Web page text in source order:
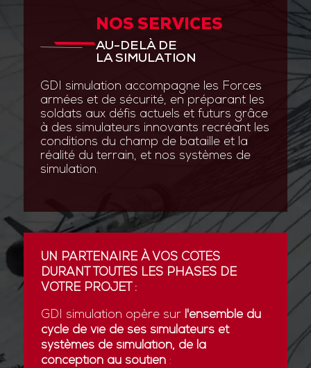
NOS SERVICES
AU-DELÀ DE
LA SIMULATION
GDI simulation accompagne les Forces
armées et de sécurité, en préparant les
soldats aux défis actuels et futurs grâce
à des simulateurs innovants recréant les
conditions du champ de bataille et la
réalité du terrain, et nos systèmes de
simulation.
UN PARTENAIRE À VOS CÔTÉS
DURANT TOUTES LES PHASES DE
VOTRE PROJET :
GDI simulation opère sur l'ensemble du
cycle de vie de ses simulateurs et
systèmes de simulation, de la
conception au soutien: